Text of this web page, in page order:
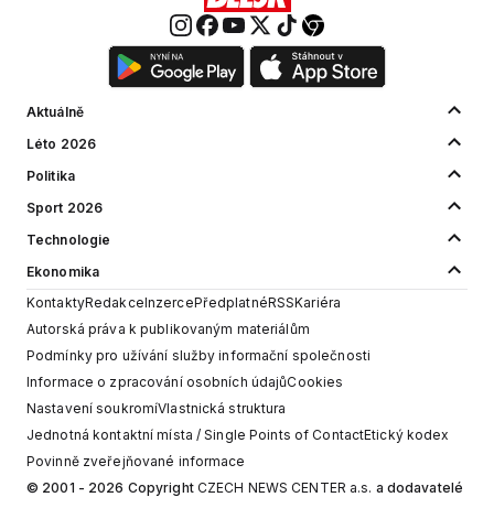
Aktuálně
Léto 2026
Politika
Sport 2026
Technologie
Ekonomika
KontaktyRedakceInzercePředplatnéRSSKariéra
Autorská práva k publikovaným materiálům
Podmínky pro užívání služby informační společnosti
Informace o zpracování osobních údajůCookies
Nastavení soukromíVlastnická struktura
Jednotná kontaktní místa / Single Points of ContactEtický kodex
Povinně zveřejňované informace
© 2001 - 2026 Copyright CZECH NEWS CENTER a.s. a dodavatelé